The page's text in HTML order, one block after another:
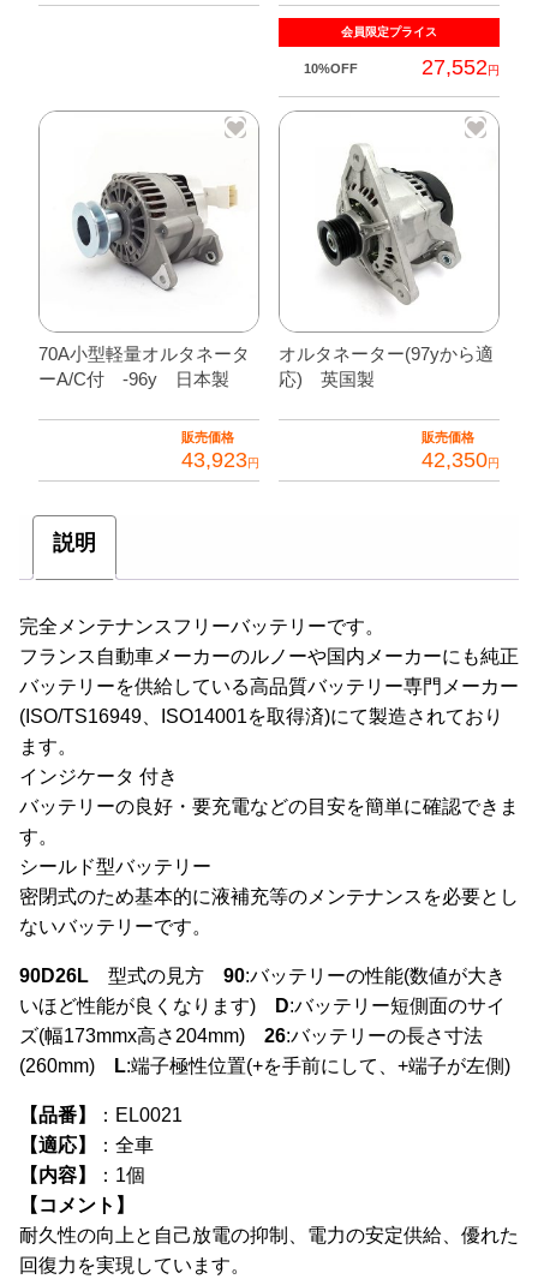
会員限定プライス
10%OFF 27,552円
70A小型軽量オルタネータ
ーA/C付 -96y 日本製
販売価格
43,923円
オルタネーター(97yから適
応) 英国製
販売価格
42,350円
説明
完全メンテナンスフリーバッテリーです。
フランス自動車メーカーのルノーや国内メーカーにも純正
バッテリーを供給している高品質バッテリー専門メーカー
(ISO/TS16949、ISO14001を取得済)にて製造されており
ます。
インジケータ 付き
バッテリーの良好・要充電などの目安を簡単に確認できま
す。
シールド型バッテリー
密閉式のため基本的に液補充等のメンテナンスを必要とし
ないバッテリーです。
90D26L 型式の見方 90:バッテリーの性能(数値が大き
いほど性能が良くなります)
D:バッテリー短側面のサイ
ズ(幅173mmx高さ204mm) 26:バッテリーの長さ寸法
(260mm)
L:端子極性位置(+を手前にして、+端子が左側)
【品番】
：EL0021
【適応】
：全車
【内容】
：1個
【コメント】
耐久性の向上と自己放電の抑制、電力の安定供給、優れた
回復力を実現しています。